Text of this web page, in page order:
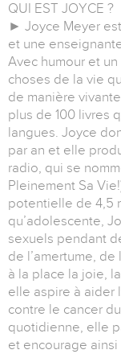
QUI EST JOYCE ?
► Joyce Meyer
et une
Avec humour et
choses de la vie
de manière
plus de 100 livres
langues. Joyce
par an et elle
radio, qui se
Pleinement Sa
potentielle de 4,5
qu’adolescente,
sexuels pendant
de l’amertume,
à la place la joie,
elle aspire à aider
contre le cancer
quotidienne, elle
et encourage